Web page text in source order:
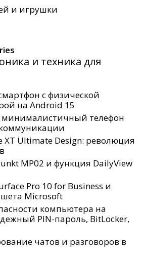
и игрушки
и техника для
с физической
на Android 15
минималистичный телефон
XT Ultimate Design: революция
MP02 и функция DailyView
Pro 10 for Business и
Microsoft
компьютера на
PIN-пароль, BitLocker,
чатов и разговоров в